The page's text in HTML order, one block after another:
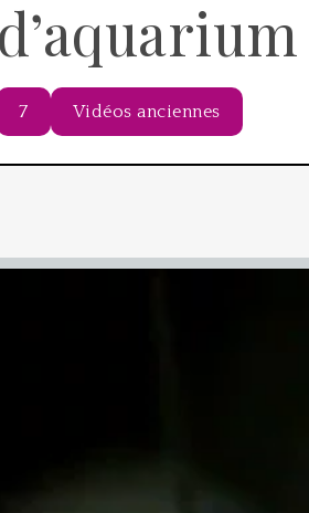
7 Vidéos anciennes